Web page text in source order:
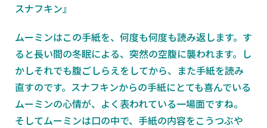
スナフキン』
ムーミンはこの手紙を、何度も何度も読み返します。す
ると長い間の冬眠による、突然の空腹に襲われます。し
かしそれでも腹ごしらえをしてから、また手紙を読み
直すのです。スナフキンからの手紙にとても喜んでいる
ムーミンの心情が、よく表われている一場面ですね。
そしてムーミンは口の中で、手紙の内容をこうつぶや